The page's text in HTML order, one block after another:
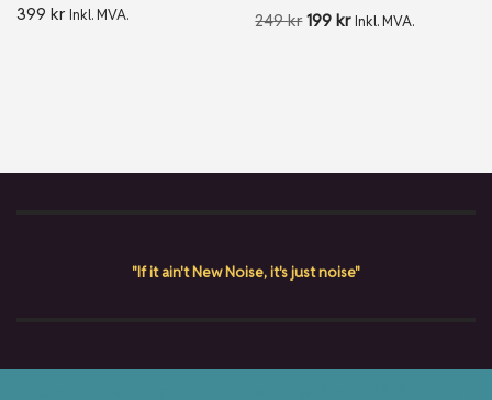
399 kr Inkl. MVA. 249kr 199kr Inkl. MVA.
"If it ain't New Noise, it's just noise"